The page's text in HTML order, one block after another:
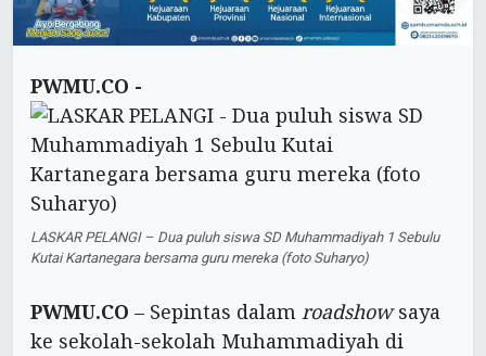
PWMU.CO -
LASKAR PELANGI – Dua puluh siswa SD Muhammadiyah 1 Sebulu
Kutai Kartanegara bersama guru mereka (foto Suharyo)
PWMU.CO – Sepintas dalam roadshowsaya
ke sekolah-sekolah Muhammadiyah di